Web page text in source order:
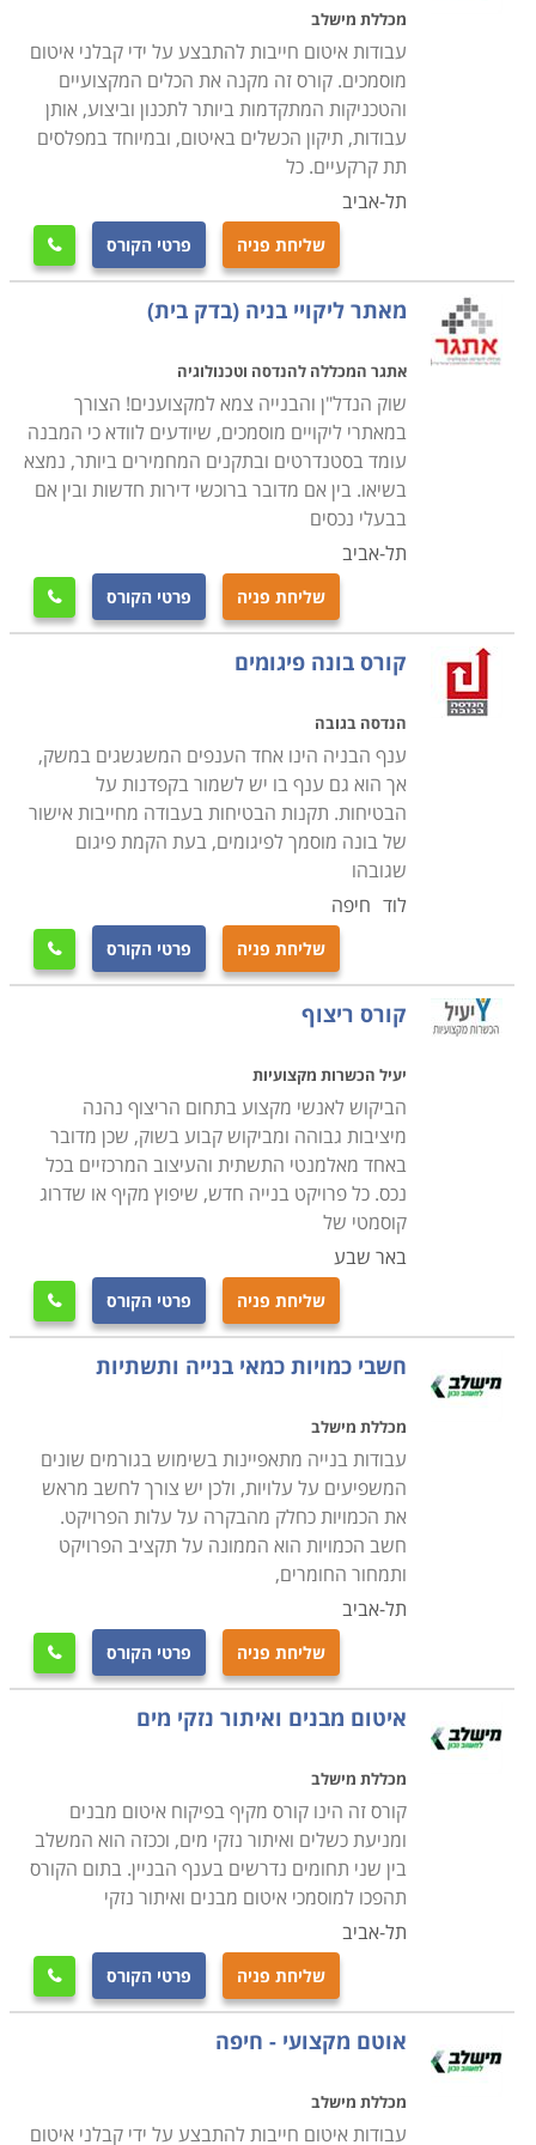
וחדים, עם חומרים כבדים, מסוכנים וכדומה
למי מיועד הקורס
הקורס מיועד הן לבנאים וותיקים המעוניינים לרכוש או
לשנות התמחות והן עבור אנשים העושים את צעדיהם
הראשונים בעולם זה. הקורס ניתן בשתי רמות - ברמת
מתחילים נלמדים כל היסודות החל מהשלב הראשון, בעוד
שבזה למתקדמים נלמדים נושאים של בנייה מתמחה או
מתמקדת.הקורס ניתן גם במסגרת לימודי הנדסת בניין
כקורס חובה. במסגרת לימודים אלה ניתנים דגשים על
נושאים בתחום עסקו של הנדסאי או מהנדס ברמת התכנון
והפיקוח, אם כי גם במקרה זה עובר קורס בנייה על כל נושאי
הליבה ברמה זו אחרת .
מכללת מישלב
עבודות איטום חייבות להתבצע על ידי קבלני איטום
מוסמכים. קורס זה מקנה את הכלים המקצועיים
והטכניקות המתקדמות ביותר לתכנון וביצוע, אותן
עבודות, תיקון הכשלים באיטום, ובמיוחד במפלסים
תת קרקעיים. כל
תל-אביב
שליחת פניה פרטי הקורס 
מאתר ליקויי בניה (בדק בית)
אתגר המכללה להנדסה וטכנולוגיה
שוק הנדל"ן והבנייה צמא למקצוענים! הצורך
במאתרי ליקויים מוסמכים, שיודעים לוודא כי המבנה
עומד בסטנדרטים ובתקנים המחמירים ביותר, נמצא
בשיאו. בין אם מדובר ברוכשי דירות חדשות ובין אם
בבעלי נכסים
תל-אביב
שליחת פניה פרטי הקורס 
קורס בונה פיגומים
הנדסה בגובה
ענף הבניה הינו אחד הענפים המשגשגים במשק,
אך הוא גם ענף בו יש לשמור בקפדנות על
הבטיחות. תקנות הבטיחות בעבודה מחייבות אישור
של בונה מוסמך לפיגומים, בעת הקמת פיגום
שגובהו
לוד חיפה
שליחת פניה פרטי הקורס 
קורס ריצוף
יעיל הכשרות מקצועיות
הביקוש לאנשי מקצוע בתחום הריצוף נהנה
מיציבות גבוהה ומביקוש קבוע בשוק, שכן מדובר
באחד מאלמנטי התשתית והעיצוב המרכזיים בכל
נכס. כל פרויקט בנייה חדש, שיפוץ מקיף או שדרוג
קוסמטי של
באר שבע
שליחת פניה פרטי הקורס 
חשבי כמויות כמאי בנייה ותשתיות
מכללת מישלב
עבודות בנייה מתאפיינות בשימוש בגורמים שונים
המשפיעים על עלויות, ולכן יש צורך לחשב מראש
את הכמויות כחלק מהבקרה על עלות הפרויקט.
חשב הכמויות הוא הממונה על תקציב הפרויקט
ותמחור החומרים,
תל-אביב
שליחת פניה פרטי הקורס 
איטום מבנים ואיתור נזקי מים
מכללת מישלב
קורס זה הינו קורס מקיף בפיקוח איטום מבנים
ומניעת כשלים ואיתור נזקי מים, וככזה הוא המשלב
בין שני תחומים נדרשים בענף הבניין. בתום הקורס
תהפכו למוסמכי איטום מבנים ואיתור נזקי
תל-אביב
שליחת פניה פרטי הקורס 
אוטם מקצועי - חיפה
מכללת מישלב
עבודות איטום חייבות להתבצע על ידי קבלני איטום